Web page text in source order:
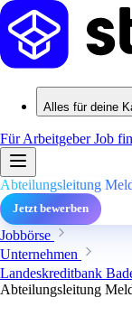
Alles für deine
Für ArbeitgeberJob
Abteilungsleitung
Jetzt bewerben
Jobbörse
Unternehmen
Landeskreditbank
Abteilungsleitung